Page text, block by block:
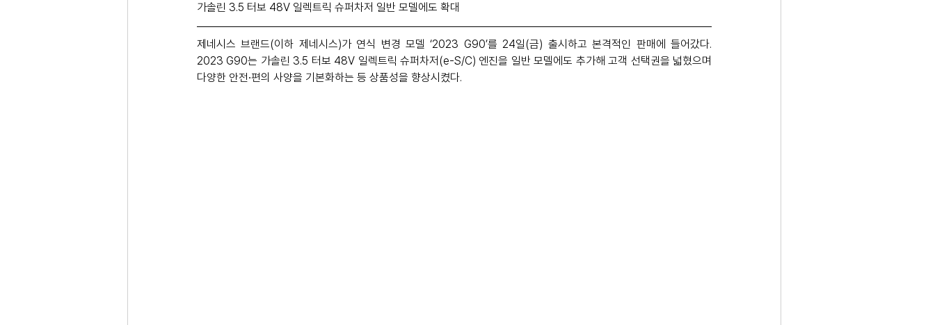
가솔린 3.5 터보 48V 일렉트릭 슈퍼차저 일반 모델에도 확대
제네시스 브랜드(이하 제네시스)가 연식 변경 모델 ‘2023 G90’를 24일(금) 출시하고 본격적인 판매에 들어갔다.
2023 G90는 가솔린 3.5 터보 48V 일렉트릭 슈퍼차저(e-S/C) 엔진을 일반 모델에도 추가해 고객 선택권을 넓혔으며
다양한 안전∙편의 사양을 기본화하는 등 상품성을 향상시켰다.